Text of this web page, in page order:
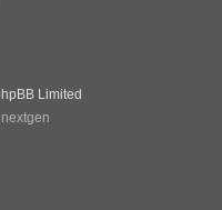
Limited
nextgen